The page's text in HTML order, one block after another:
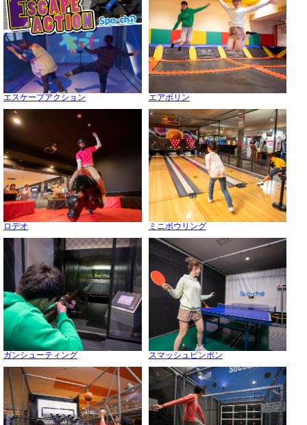
エスケープアクション エアポリン
ロデオ ミニボウリング
ガンシューティング スマッシュピンポン